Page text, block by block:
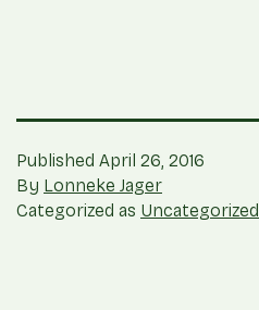
Published April 26, 2016
By Lonneke Jager
Categorized as Uncategorized